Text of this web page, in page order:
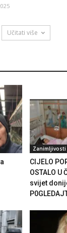
Učitati više
Zanimljivosti
CIJELO
OSTALO U
svijet